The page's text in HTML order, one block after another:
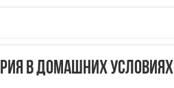
в домашних условиях